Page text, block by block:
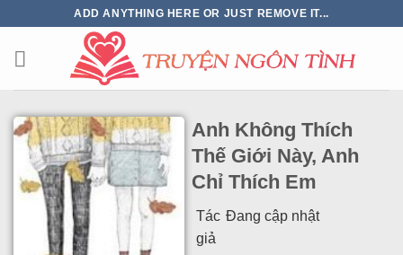
ADD ANYTHING HERE OR JUST REMOVE IT...
Anh Không Thích
Thế Giới Này, Anh
Chỉ Thích Em
Tác
giả
Đang cập nhật